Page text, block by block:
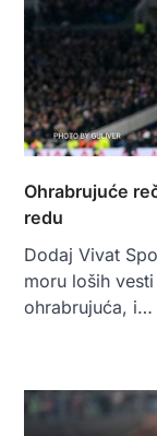
Ohrabrujuće
redu
Dodaj Vivat
moru loših
ohrabrujuća, i…